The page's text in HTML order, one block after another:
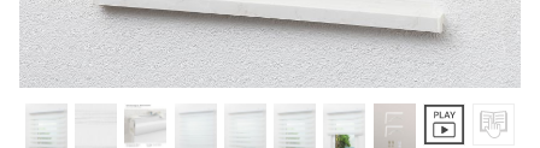
Gardinenstange
Stoffe
Panneaux